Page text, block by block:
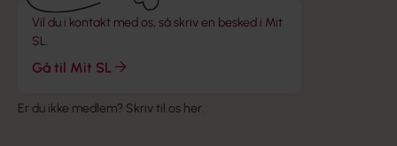
Vil du i kontakt med os, så skriv en besked i Mit
SL.
Gå til Mit SL
Er du ikke medlem? Skriv til os her.